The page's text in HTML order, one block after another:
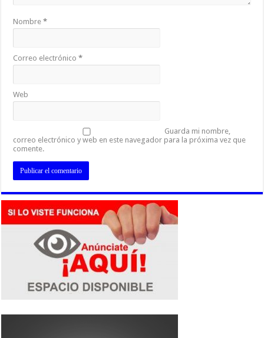
Nombre*
Correo electrónico*
Web
Guarda mi nombre,
correo electrónico y web en este navegador para la próxima vez que
comente.